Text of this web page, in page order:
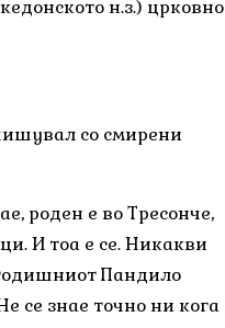
н.з.) црковно
со смирени
роден е во Тресонче,
И тоа е се. Никакви
Пандило
се знае точно ни кога